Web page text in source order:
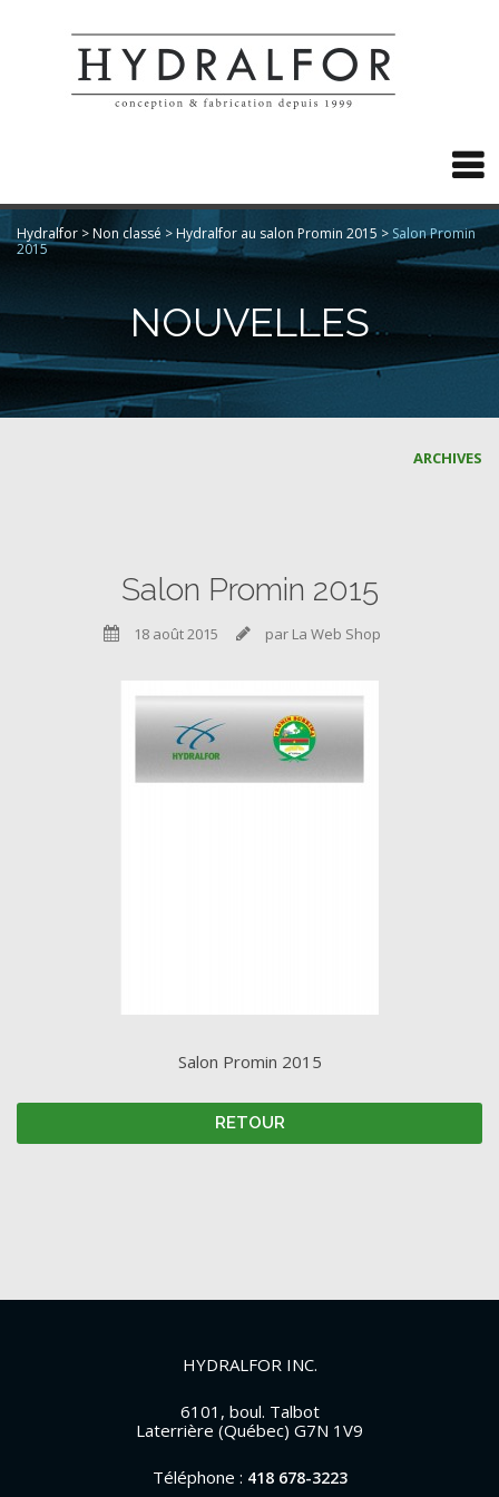

Hydralfor >Non classé >Hydralfor au salon Promin 2015 > Salon Promin
2015
NOUVELLES
ARCHIVES
Salon Promin 2015
 18 août 2015  par La Web Shop
Salon Promin 2015
RETOUR
HYDRALFOR INC.
6101, boul. Talbot
Laterrière (Québec) G7N 1V9
Téléphone : 418 678-3223